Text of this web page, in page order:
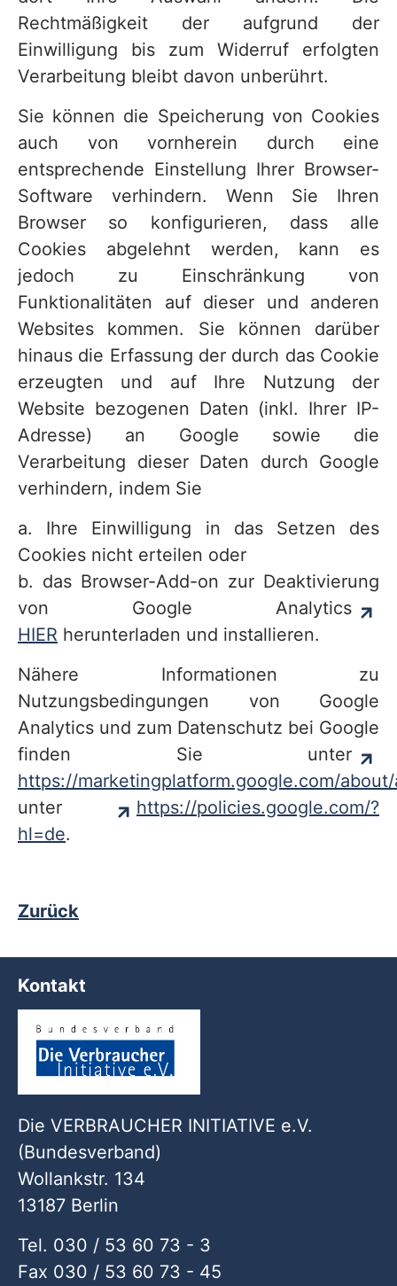
Rechtmäßigkeit der aufgrund der
Einwilligung bis zum Widerruf erfolgten
Verarbeitung bleibt davon unberührt.
Sie können die Speicherung von Cookies
auch von vornherein durch eine
entsprechende Einstellung Ihrer Browser-
Software verhindern. Wenn Sie Ihren
Browser so konfigurieren, dass alle
Cookies abgelehnt werden, kann es
jedoch zu Einschränkung von
Funktionalitäten auf dieser und anderen
Websites kommen. Sie können darüber
hinaus die Erfassung der durch das Cookie
erzeugten und auf Ihre Nutzung der
Website bezogenen Daten (inkl. Ihrer IP-
Adresse) an Google sowie die
Verarbeitung dieser Daten durch Google
verhindern, indem Sie
a. Ihre Einwilligung in das Setzen des
Cookies nicht erteilen oder
b. das Browser-Add-on zur Deaktivierung
von Google Analytics
HIER herunterladen und installieren.
Nähere Informationen zu
Nutzungsbedingungen von Google
Analytics und zum Datenschutz bei Google
finden Sie unter
https://marketingplatform.google.com/
unter
https://policies.google.com/?
hl=de.
Zurück
Kontakt
Die VERBRAUCHER INITIATIVE e.V.
(Bundesverband)
Wollankstr. 134
13187 Berlin
Tel. 030 / 53 60 73 - 3
Fax 030 / 53 60 73 - 45